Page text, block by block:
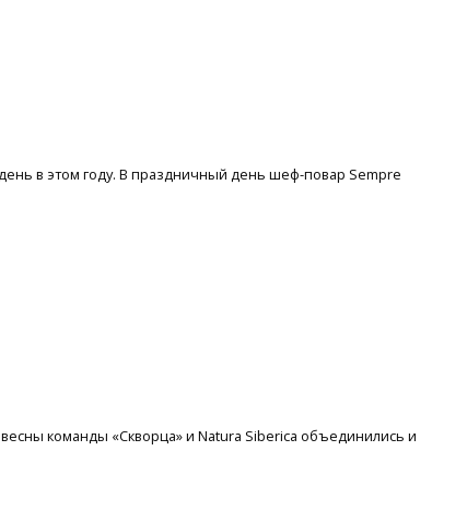
в этом году. В праздничный день шеф-повар Sempre
команды «Скворца» и Natura Siberica объединились и